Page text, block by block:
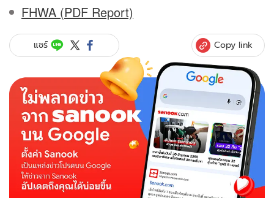
FHWA (PDF Report)
แชร์ Copy link